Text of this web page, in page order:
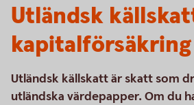
Utländsk
kapitalförsäkring
Utländsk källskatt är skatt som
utländska värdepapper. Om du